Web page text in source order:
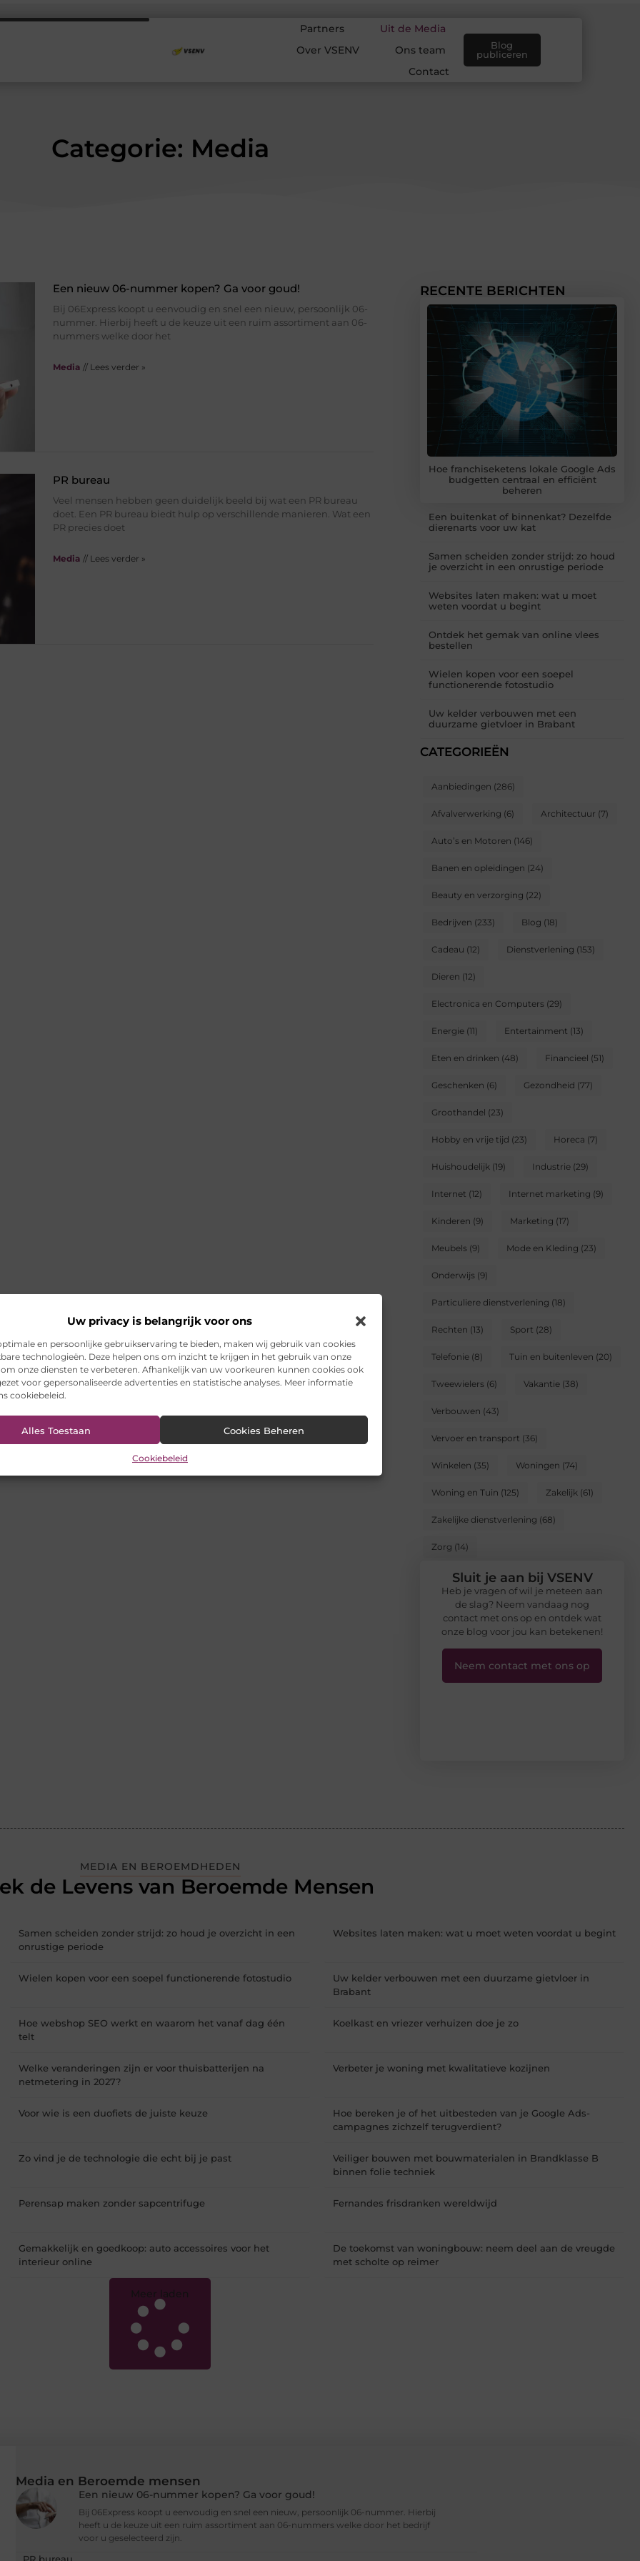
Uw privacy is belangrijk voor ons
en persoonlijke gebruikservaring te bieden, maken wij gebruik van cookies
technologieën. Deze helpen ons om inzicht te krijgen in het gebruik van onze
onze diensten te verbeteren. Afhankelijk van uw voorkeuren kunnen cookies ook
voor gepersonaliseerde advertenties en statistische analyses. Meer informatie
cookiebeleid.
Alles Toestaan Cookies Beheren
Cookiebeleid
Partners
Uit de Media
Over VSENV
Ons team
Contact
Blog
publiceren
Categorie: Media
Een nieuw 06-nummer kopen? Ga voor goud!
Bij 06Express koopt u eenvoudig en snel een nieuw, persoonlijk 06-
nummer. Hierbij heeft u de keuze uit een ruim assortiment aan 06-
nummers welke door het
Media // Lees verder »
PR bureau
Veel mensen hebben geen duidelijk beeld bij wat een PR bureau
doet. Een PR bureau biedt hulp op verschillende manieren. Wat een
PR precies doet
Media // Lees verder »
RECENTE BERICHTEN
Hoe franchiseketens lokale Google Ads
budgetten centraal en efficiënt
beheren
Een buitenkat of binnenkat? Dezelfde
dierenarts voor uw kat
Samen scheiden zonder strijd: zo houd
je overzicht in een onrustige periode
Websites laten maken: wat u moet
weten voordat u begint
Ontdek het gemak van online vlees
bestellen
Wielen kopen voor een soepel
functionerende fotostudio
Uw kelder verbouwen met een
duurzame gietvloer in Brabant
CATEGORIEËN
Aanbiedingen (286)
Afvalverwerking (6) Architectuur (7)
Auto’s en Motoren (146)
Banen en opleidingen (24)
Beauty en verzorging (22)
Bedrijven (233) Blog (18)
Cadeau (12) Dienstverlening (153)
Dieren (12)
Electronica en Computers (29)
Energie (11) Entertainment (13)
Eten en drinken (48) Financieel (51)
Geschenken (6) Gezondheid (77)
Groothandel (23)
Hobby en vrije tijd (23) Horeca (7)
Huishoudelijk (19) Industrie (29)
Internet (12) Internet marketing (9)
Kinderen (9) Marketing (17)
Meubels (9) Mode en Kleding (23)
Onderwijs (9)
Particuliere dienstverlening (18)
Rechten (13) Sport (28)
Telefonie (8) Tuin en buitenleven (20)
Tweewielers (6) Vakantie (38)
Verbouwen (43)
Vervoer en transport (36)
Winkelen (35) Woningen (74)
Woning en Tuin (125) Zakelijk (61)
Zakelijke dienstverlening (68)
Zorg (14)
Sluit je aan bij VSENV
Heb je vragen of wil je meteen aan
de slag? Neem vandaag nog
contact met ons op en ontdek wat
onze blog voor jou kan betekenen!
Neem contact met ons op
MEDIA EN BEROEMDHEDEN
de Levens van Beroemde Mensen
Samen scheiden zonder strijd: zo houd je overzicht in een
onrustige periode
Websites laten maken: wat u moet weten voordat u begint
Wielen kopen voor een soepel functionerende fotostudio
Uw kelder verbouwen met een duurzame gietvloer in
Brabant
Hoe webshop SEO werkt en waarom het vanaf dag één
telt
Koelkast en vriezer verhuizen doe je zo
Welke veranderingen zijn er voor thuisbatterijen na
netmetering in 2027?
Verbeter je woning met kwalitatieve kozijnen
Voor wie is een duofiets de juiste keuze
Hoe bereken je of het uitbesteden van je Google Ads-
campagnes zichzelf terugverdient?
Zo vind je de technologie die echt bij je past
Veiliger bouwen met bouwmaterialen in Brandklasse B
binnen folie techniek
Perensap maken zonder sapcentrifuge Fernandes frisdranken wereldwijd
Gemakkelijk en goedkoop: auto accessoires voor het
interieur online
De toekomst van woningbouw: neem deel aan de vreugde
met scholte op reimer
Meer laden
Media en Beroemde mensen
Een nieuw 06-nummer kopen? Ga voor goud!
Bij 06Express koopt u eenvoudig en snel een nieuw, persoonlijk 06-nummer. Hierbij
heeft u de keuze uit een ruim assortiment aan 06-nummers welke door het bedrijf
voor u geselecteerd zijn.
PR bureau